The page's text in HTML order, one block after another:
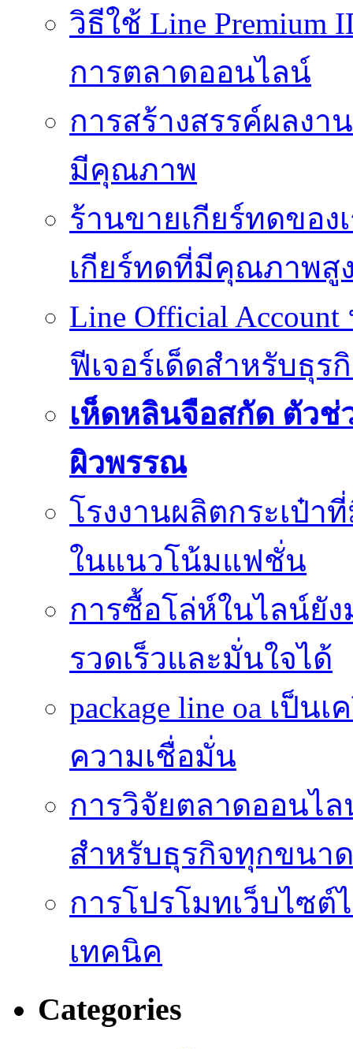
วิธีใช้ Line
การตลาดออนไลน์
การสร้างสรรค์ผลงา
มีคุณภาพ
ร้านขายเกียร์ทดของ
เกียร์ทดที่มีคุณภาพสู
Line Official
ฟีเจอร์เด็ดสำหรับธุร
เห็ดหลินจือสกัด ตัว
ผิวพรรณ
โรงงานผลิตกระเป๋า
ในแนวโน้มแฟชั่น
การซื้อโล่ห์ในไลน์ยั
รวดเร็วและมั่นใจได้
package line oa เป็น
ความเชื่อมั่น
การวิจัยตลาดออนไ
สำหรับธุรกิจทุกขนาด
การโปรโมทเว็บไซต์
เทคนิค
Categories